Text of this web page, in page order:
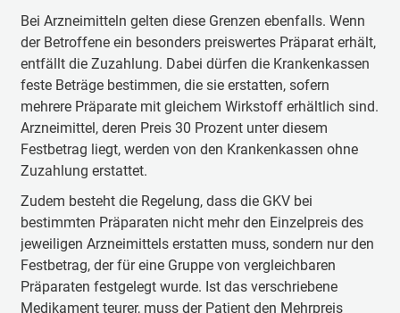
Bei Arzneimitteln gelten diese Grenzen ebenfalls. Wenn
der Betroffene ein besonders preiswertes Präparat erhält,
entfällt die Zuzahlung. Dabei dürfen die Krankenkassen
feste Beträge bestimmen, die sie erstatten, sofern
mehrere Präparate mit gleichem Wirkstoff erhältlich sind.
Arzneimittel, deren Preis 30 Prozent unter diesem
Festbetrag liegt, werden von den Krankenkassen ohne
Zuzahlung erstattet.
Zudem besteht die Regelung, dass die GKV bei
bestimmten Präparaten nicht mehr den Einzelpreis des
jeweiligen Arzneimittels erstatten muss, sondern nur den
Festbetrag, der für eine Gruppe von vergleichbaren
Präparaten festgelegt wurde. Ist das verschriebene
Medikament teurer, muss der Patient den Mehrpreis